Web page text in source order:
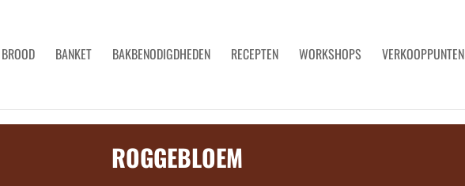
BROOD BANKET BAKBENODIGDHEDEN RECEPTEN WORKSHOPS VERKOOPPUNTEN
ROGGEBLOEM